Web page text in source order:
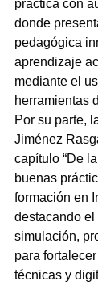
práctica con
donde
pedagógica
aprendizaje
mediante el
herramientas
Por su parte,
Jiménez
capítulo “De
buenas
formación en
destacando
simulación,
para
técnicas y